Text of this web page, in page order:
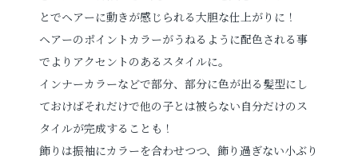
とでヘアーに動きが感じられる大胆な仕上がりに！
ヘアーのポイントカラーがうねるように配色される事
でよりアクセントのあるスタイルに。
インナーカラーなどで部分、部分に色が出る髪型にし
ておけばそれだけで他の子とは被らない自分だけのス
タイルが完成することも！
飾りは振袖にカラーを合わせつつ、飾り過ぎない小ぶり